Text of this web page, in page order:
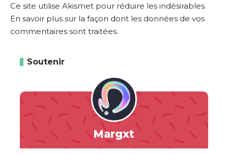
Ce site utilise Akismet pour réduire les indésirables.
En savoir plus sur la façon dont les données de vos
commentaires sont traitées.
Soutenir
Margxt